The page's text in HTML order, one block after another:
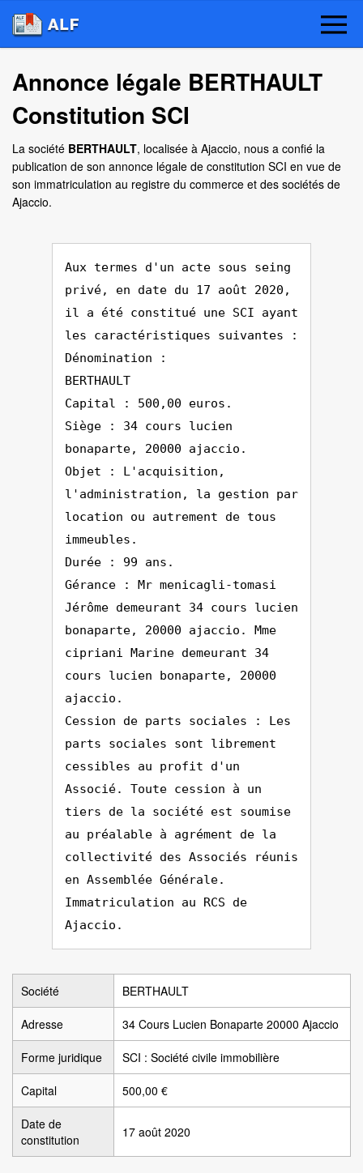
Annonce légale BERTHAULT
Constitution SCI
La société BERTHAULT, localisée à Ajaccio, nous a confié la
publication de son annonce légale de constitution SCI en vue de
son immatriculation au registre du commerce et des sociétés de
Ajaccio.
Aux termes d'un acte sous seing
privé, en date du 17 août 2020,
il a été constitué une SCI ayant
les caractéristiques suivantes :
Dénomination :
BERTHAULT
Capital : 500,00 euros.
Siège : 34 cours lucien
bonaparte, 20000 ajaccio.
Objet : L'acquisition,
l'administration, la gestion par
location ou autrement de tous
immeubles.
Durée : 99 ans.
Gérance : Mr menicagli-tomasi
Jérôme demeurant 34 cours lucien
bonaparte, 20000 ajaccio. Mme
cipriani Marine demeurant 34
cours lucien bonaparte, 20000
ajaccio.
Cession de parts sociales : Les
parts sociales sont librement
cessibles au profit d'un
Associé. Toute cession à un
tiers de la société est soumise
au préalable à agrément de la
collectivité des Associés réunis
en Assemblée Générale.
Immatriculation au RCS de
Ajaccio.
Société BERTHAULT
Adresse 34 Cours Lucien Bonaparte 20000 Ajaccio
Forme juridique SCI : Société civile immobilière
Capital 500,00 €
Date de
constitution
17 août 2020